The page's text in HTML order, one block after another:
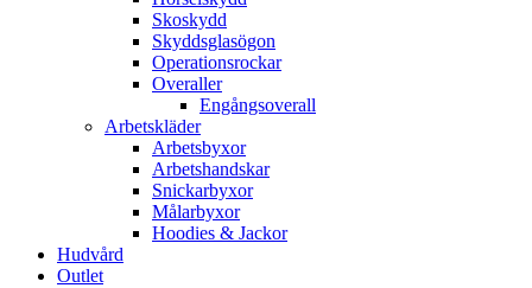
Skoskydd
Skyddsglasögon
Operationsrockar
Overaller
Engångsoverall
Arbetskläder
Arbetsbyxor
Arbetshandskar
Snickarbyxor
Målarbyxor
Hoodies & Jackor
Hudvård
Outlet